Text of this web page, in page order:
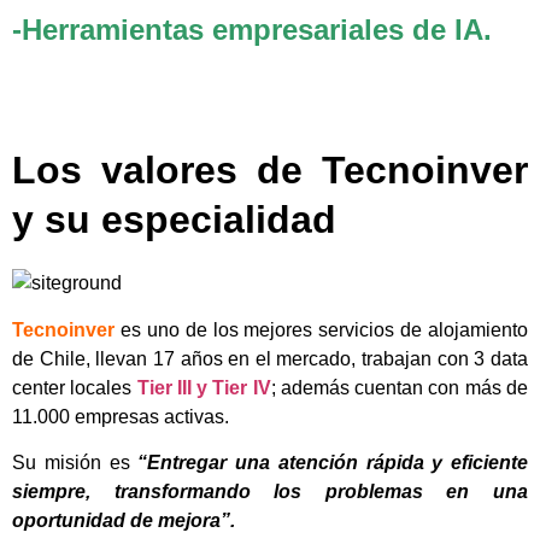
-Herramientas empresariales de IA.
Los valores de Tecnoinver
y su especialidad
Tecnoinver es uno de los mejores servicios de alojamiento
de Chile, llevan 17 años en el mercado, trabajan con 3 data
center locales Tier III y Tier IV; además cuentan con más de
11.000 empresas activas.
Su misión es “Entregar una atención rápida y eficiente
siempre, transformando los problemas en una
oportunidad de mejora”.